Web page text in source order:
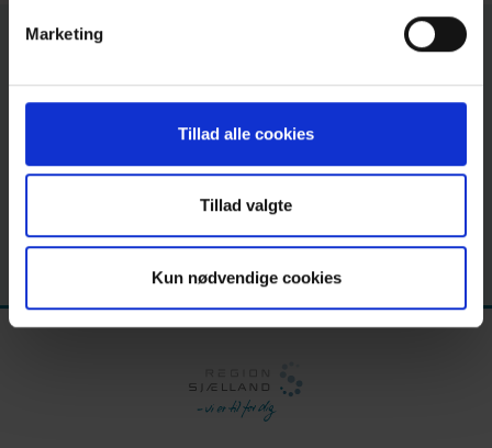
Marketing
Tillad alle cookies
Tillad valgte
Kun nødvendige cookies
Kommende
arrangementer for
borgere